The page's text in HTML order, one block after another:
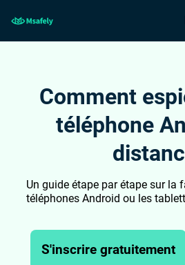
Comment
téléphone
Un guide étape par étape sur la
téléphones Android ou les
S'inscrire gratuitement